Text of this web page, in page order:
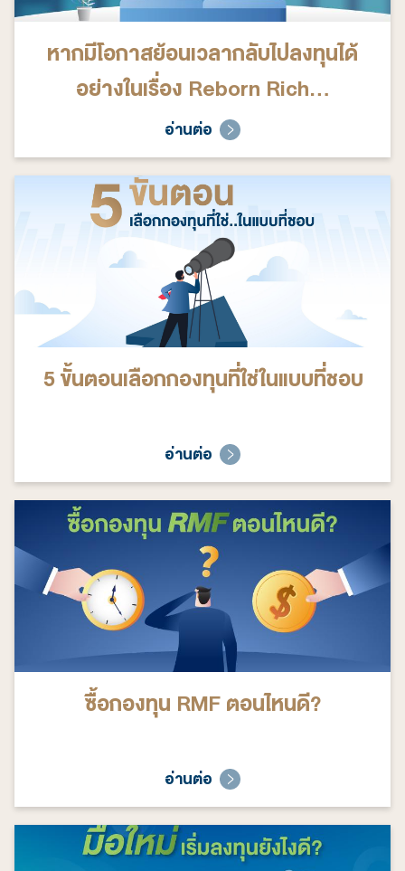
หากมีโอกาสย้อนเวลากลับไปลงทุนได้
อย่างในเรื่อง Reborn Rich...
อ่านต่อ
5 ขั้นตอนเลือกกองทุนที่ใช่ในแบบที่ชอบ
อ่านต่อ
ซื้อกองทุน RMF ตอนไหนดี?
อ่านต่อ